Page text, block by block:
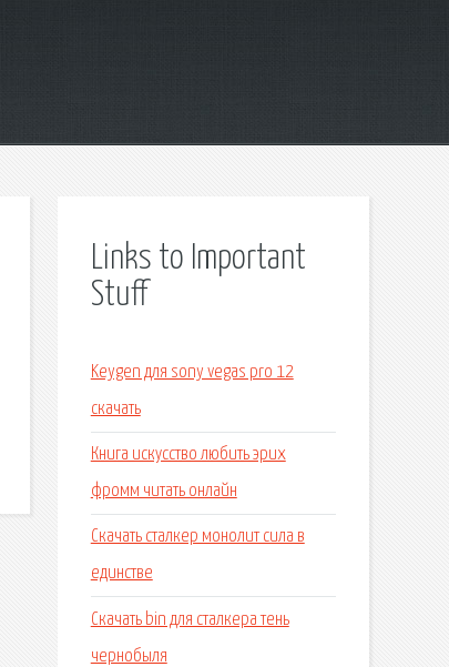
Links to Important
Stuff
Keygen для sony vegas pro 12
скачать
Книга искусство любить эрих
фромм читать онлайн
Скачать сталкер монолит сила в
единстве
Скачать bin для сталкера тень
чернобыля